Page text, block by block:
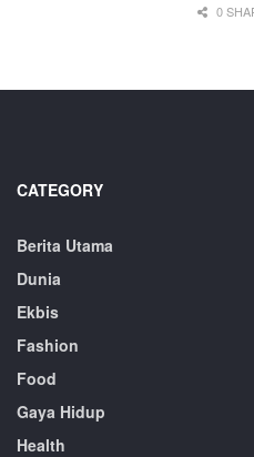
0
CATEGORY
Berita Utama
Dunia
Ekbis
Fashion
Food
Gaya Hidup
Health